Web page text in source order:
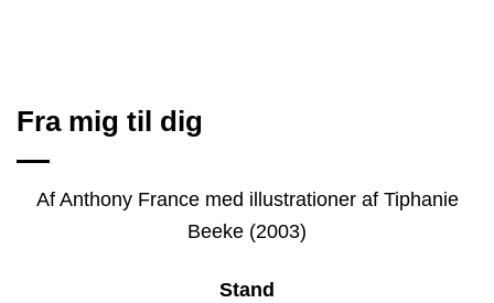
Fra mig til dig
Af Anthony France med illustrationer af Tiphanie
Beeke (2003)
Stand